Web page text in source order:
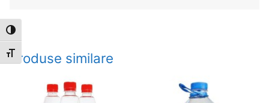
Toggle High Contrast
Toggle Font size
Produse similare